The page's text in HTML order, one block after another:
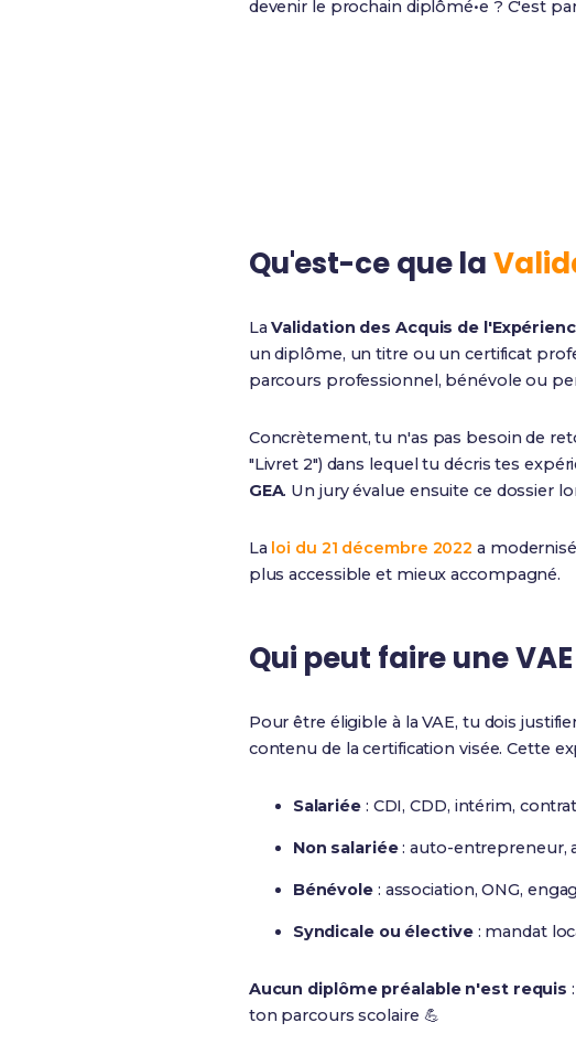
devenir le prochain diplômé•e ? C'est
Qu'est-ce que la
LaValidation des Acquis de
un diplôme, un titre ou un certificat
parcours professionnel, bénévole ou
Concrètement, tu n'as pas besoin de
"Livret 2") dans lequel tu décris tes
GEA. Un jury évalue ensuite ce dossier
La loi du 21 décembre 2022 a
plus accessible et mieux accompagné.
Qui peut faire une
Pour être éligible à la VAE, tu dois
contenu de la certification visée. Cette
Salariée: CDI, CDD, intérim, contrat
Non salariée: auto-entrepreneur,
Bénévole: association, ONG,
Syndicale ou élective: mandat
Aucun diplôme préalable n'est requis
ton parcours scolaire 💪